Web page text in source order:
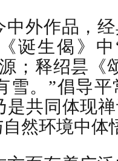
中外作品，
诞生偈》
；释绍昙《
雪。”倡导
是共同体现
然环境中体